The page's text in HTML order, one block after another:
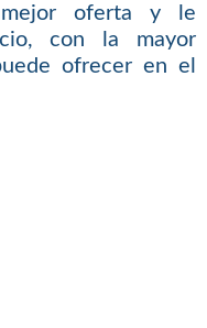
oferta y le
con la mayor
ofrecer en el